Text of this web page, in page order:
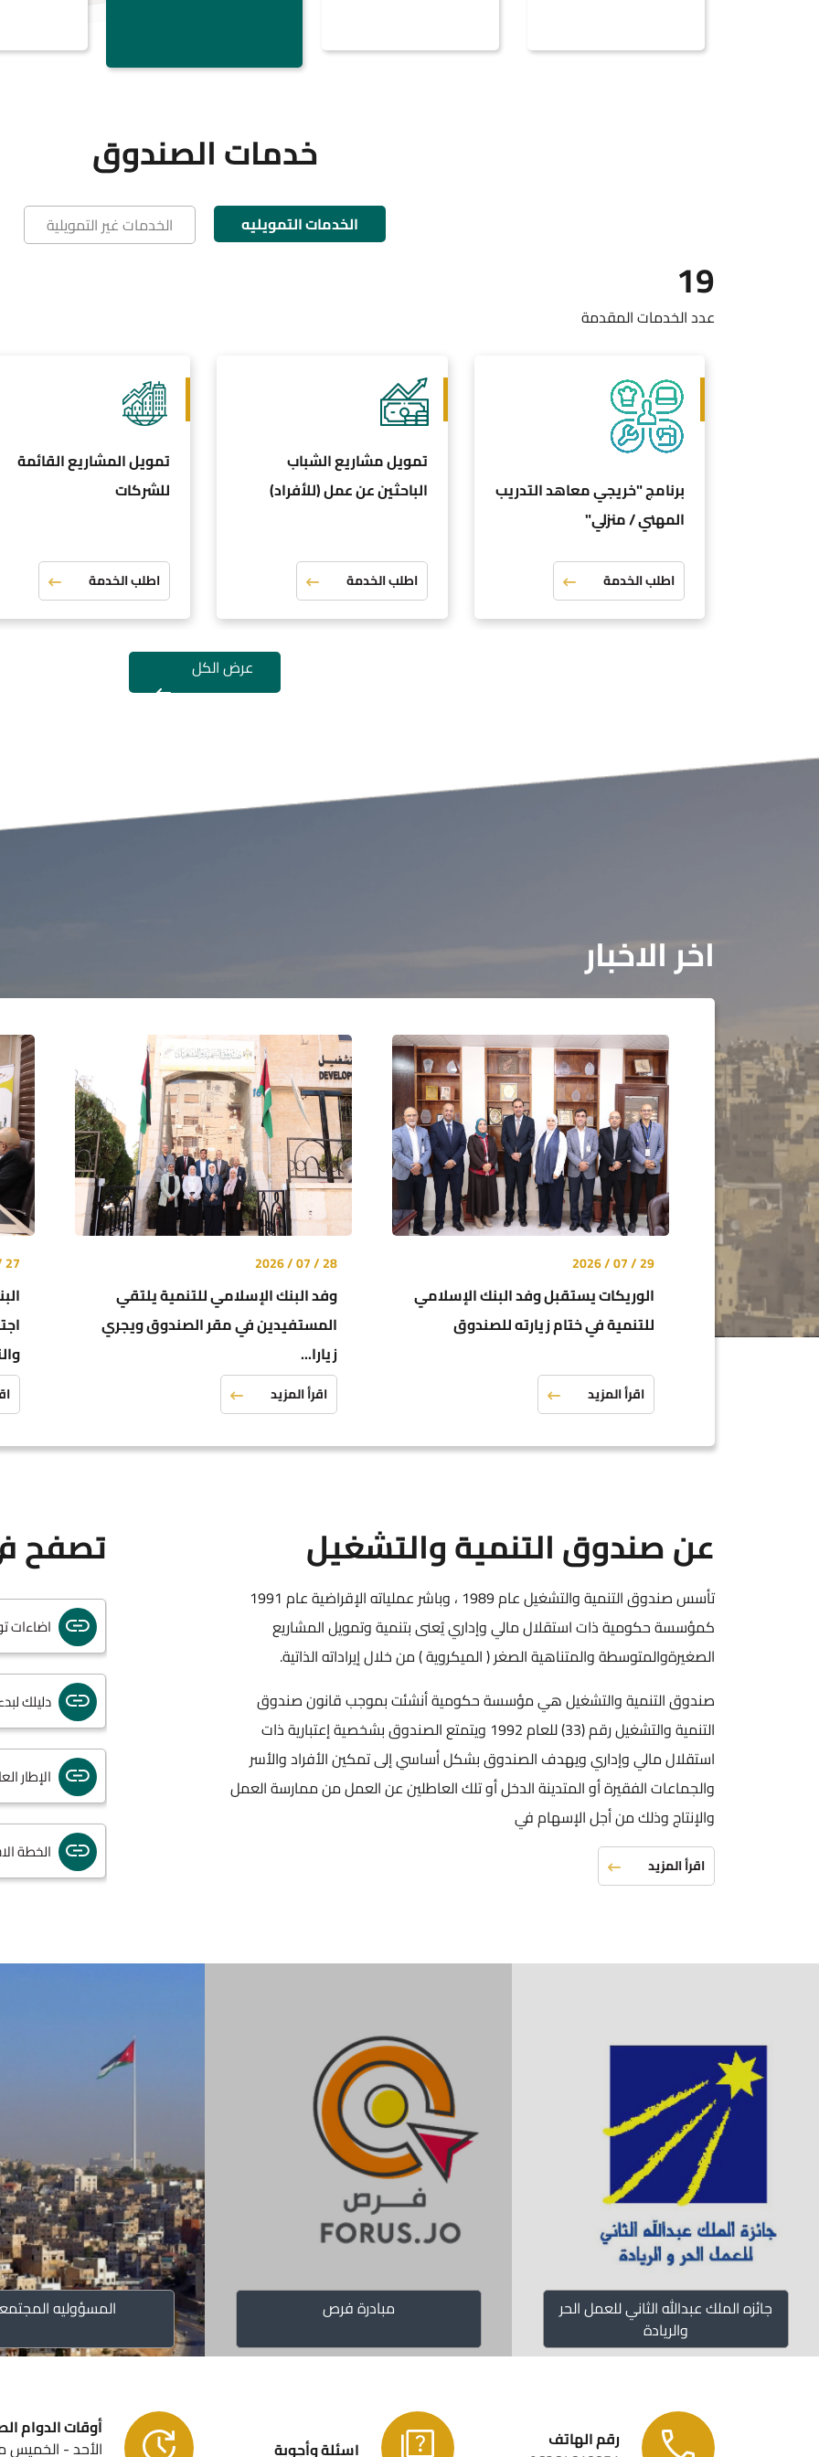
خدمات الصندوق
الخدمات التمويليه الخدمات غير التمويلية
19
عدد الخدمات المقدمة
برنامج "خريجي معاهد التدريب
المهني / منزلي"
اطلب الخدمة
تمويل مشاريع الشباب
الباحثين عن عمل (للأفراد)
اطلب الخدمة
تمويل المشاريع القائمة
للشركات
اطلب الخدمة
عرض الكل
اخر الاخبار
29 / 07 / 2026
الوريكات يستقبل وفد البنك الإسلامي
للتنمية في ختام زيارته للصندوق
اقرأ المزيد
28 / 07 / 2026
وفد البنك الإسلامي للتنمية يلتقي
المستفيدين في مقر الصندوق ويجري
زيارا...
اقرأ المزيد
27 / 07 / 2026
عن صندوق التنمية والتشغيل
تأسس صندوق التنمية والتشغيل عام 1989 ، وباشر عملياته الإقراضية عام 1991
كمؤسسة حكومية ذات استقلال مالي وإداري يُعنى بتنمية وتمويل المشاريع
الصغيرةوالمتوسطة والمتناهية الصغر ( الميكروية ) من خلال إيراداته الذاتية.
صندوق التنمية والتشغيل هي مؤسسة حكومية أنشئت بموجب قانون صندوق
التنمية والتشغيل رقم (33) للعام 1992 ويتمتع الصندوق بشخصية إعتبارية ذات
استقلال مالي وإداري ويهدف الصندوق بشكل أساسي إلى تمكين الأفراد والأسر
والجماعات الفقيرة أو المتدينة الدخل أو تلك العاطلين عن العمل من ممارسة العمل
والإنتاج وذلك من أجل الإسهام في
اقرأ المزيد
تصفح
دليلك
الإطار
خطة تحفيز
اضاءات
دليلك
الإطار
الخطة
الخطة
خطة تحفيز
جائزه الملك عبدالله الثاني للعمل الحر
والريادة
مبادرة فرص المسؤوليه
رقم الهاتف
اسئلة وأجوبة
أوقات الدوام
الأحد - الخميس